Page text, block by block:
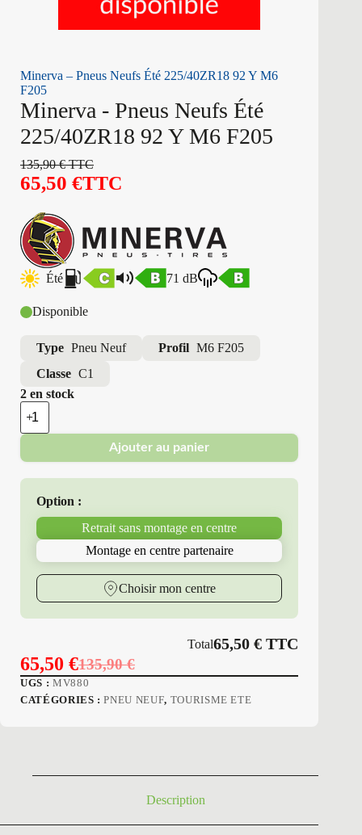
Minerva – Pneus Neufs Été 225/40ZR18 92 Y M6
F205
Minerva - Pneus Neufs Été
225/40ZR18 92 Y M6 F205
135,90€TTC
65,50 €TTC
Été 71 dB
Disponible
Type Pneu Neuf Profil M6 F205
Classe C1
2 en stock
quantité
de
Minerva
Pneus
Neufs
225/40ZR18
F205
Ajouter au panier
Option :
Retrait sans montage en centre
Montage en centre partenaire
Choisir mon centre
Total65,50€ TTC
135,90€
Le
prix
65,50 €Le
prix
UGS : MV880
CATÉGORIES :PNEU NEUF, TOURISME ETE
Description